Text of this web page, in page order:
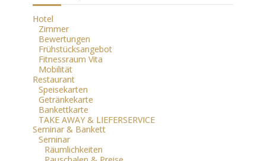
Hotel
Zimmer
Bewertungen
Frühstücksangebot
Fitnessraum Vita
Mobilität
Restaurant
Speisekarten
Getränkekarte
Bankettkarte
TAKE AWAY & LIEFERSERVICE
Seminar & Bankett
Seminar
Räumlichkeiten